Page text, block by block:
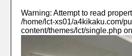
Warning: Attempt to read
/home/lct-xs01/a4kikaku.com/
content/themes/lct/single.php